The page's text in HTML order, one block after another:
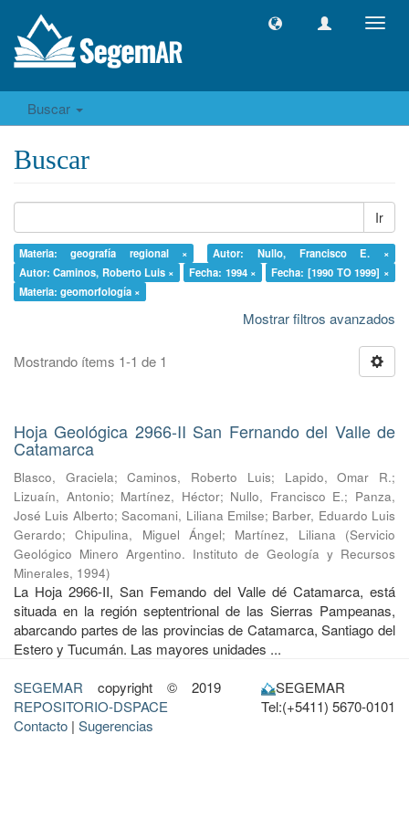
Buscar
Buscar
Ir
Materia: geografía regional ×
Autor: Nullo, Francisco E. ×
Autor: Caminos, Roberto Luis ×
Fecha: 1994 ×
Fecha: [1990 TO 1999] ×
Materia: geomorfología ×
Mostrar filtros avanzados
Mostrando ítems 1-1 de 1
Hoja Geológica 2966-II San Fernando del Valle de
Catamarca
Blasco, Graciela;Caminos, Roberto Luis; Lapido, Omar R.;
Lizuaín, Antonio; Martínez, Héctor; Nullo, Francisco E.; Panza,
José Luis Alberto;Sacomani, Liliana Emilse; Barber, Eduardo Luis
Gerardo;Chipulina, Miguel Ángel; Martínez, Liliana (Servicio
Geológico Minero Argentino. Instituto de Geología y Recursos
Minerales, 1994)
La Hoja 2966-II, San Femando del Valle dé Catamarca, está
situada en la región septentrional de las Sierras Pampeanas,
abarcando partes de las provincias de Catamarca, Santiago del
Estero y Tucumán. Las mayores unidades ...
SEGEMAR copyright © 2019
REPOSITORIO-DSPACE
Contacto | Sugerencias
SEGEMAR
Tel:(+5411) 5670-0101